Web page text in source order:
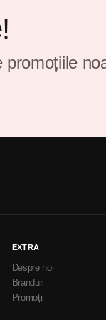
promoțiile
EXTRA
Despre noi
Branduri
Promoții